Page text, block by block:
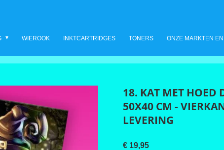
WIEROOK INKTCARTRIDGES TONERS ONZE MARKTEN
18. KAT MET
50X40 CM -
LEVERING
€ 19,95